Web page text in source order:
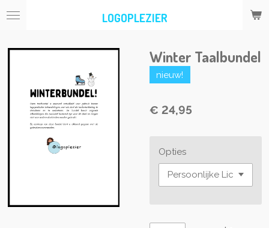
Ga
de
LOGOPLEZIER
Winter Taalbundel
nieuw!
€ 24,95
Opties